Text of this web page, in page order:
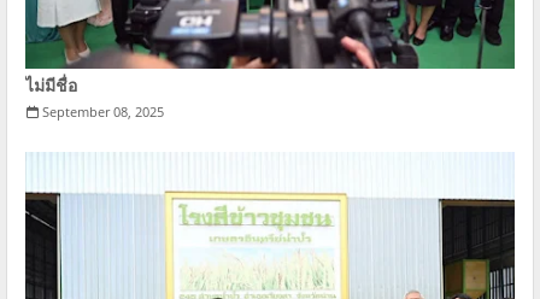
ไม่มีชื่อ
September 08, 2025